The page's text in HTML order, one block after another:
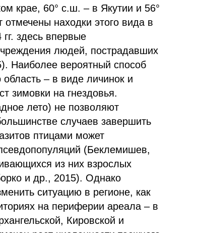
крае, 60° с.ш. – в Якутии и 56°
находки этого вида в
здесь впервые
людей, пострадавших
Наиболее вероятный способ
– в виде личинок и
зимовки на гнездовья.
лето) не позволяют
случаев завершить
птицами может
(Беклемишев,
из них взрослых
и др., 2015). Однако
ситуацию в регионе, как
на периферии ареала – в
Кировской и